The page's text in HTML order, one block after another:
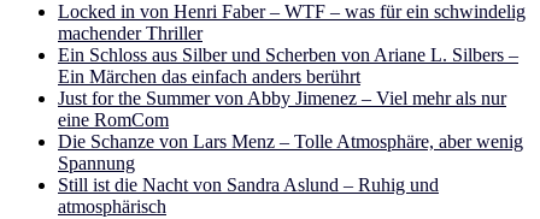
Locked in von Henri Faber – WTF – was für ein schwindelig
machender Thriller
Ein Schloss aus Silber und Scherben von Ariane L. Silbers –
Ein Märchen das einfach anders berührt
Just for the Summer von Abby Jimenez – Viel mehr als nur
eine RomCom
Die Schanze von Lars Menz – Tolle Atmosphäre, aber wenig
Spannung
Still ist die Nacht von Sandra Aslund – Ruhig und
atmosphärisch